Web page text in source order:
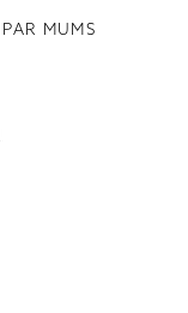
PAR MUMS